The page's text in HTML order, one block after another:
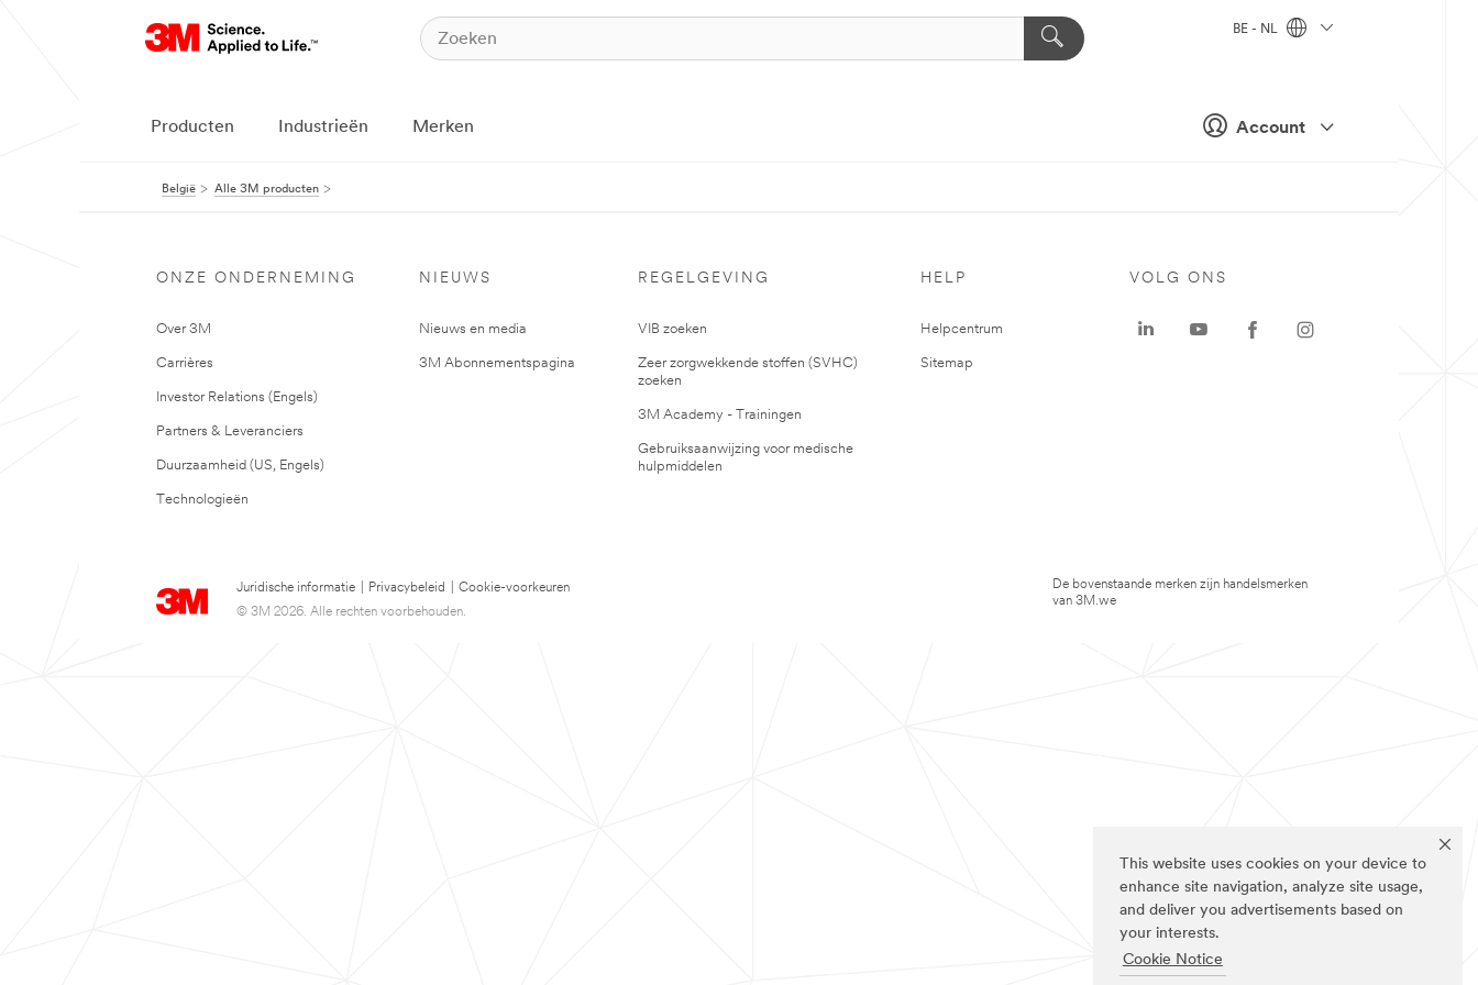
This website uses cookies on your device to
enhance site navigation, analyze site usage,
and deliver you advertisements based on
your interests.
Cookie Notice
Account
BE - NL
Producten Industrieën Merken
België Alle 3M producten
ONZE ONDERNEMING
Over 3M
Carrières
Investor Relations (Engels)
Partners & Leveranciers
Duurzaamheid (US, Engels)
Technologieën
NIEUWS
Nieuws en media
3M Abonnementspagina
REGELGEVING
VIB zoeken
Zeer zorgwekkende stoffen (SVHC)
zoeken
3M Academy - Trainingen
Gebruiksaanwijzing voor medische
hulpmiddelen
HELP
Helpcentrum
Sitemap
Juridische informatie Privacybeleid
Cookie-voorkeuren
© 3M 2026. Alle rechten voorbehouden.
VOLG ONS
De bovenstaande merken zijn handelsmerken
van 3M.we